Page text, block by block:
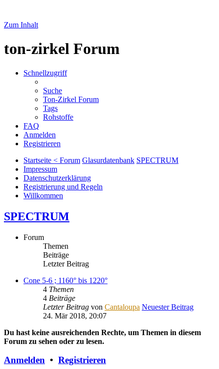
Zum Inhalt
ton-zirkel Forum
Schnellzugriff
Suche
Ton-Zirkel Forum
Tags
Rohstoffe
FAQ
Anmelden
Registrieren
Startseite < Forum Glasurdatenbank SPECTRUM
Impressum
Datenschutzerklärung
Registrierung und Regeln
Willkommen
SPECTRUM
Forum
Themen
Beiträge
Letzter Beitrag
Cone 5-6 ; 1160° bis 1220°
4 Themen
4 Beiträge
Letzter Beitrag von Cantaloupa Neuester Beitrag
24. Mär 2018, 20:07
Du hast keine ausreichenden Rechte, um Themen in diesem
Forum zu sehen oder zu lesen.
Anmelden • Registrieren